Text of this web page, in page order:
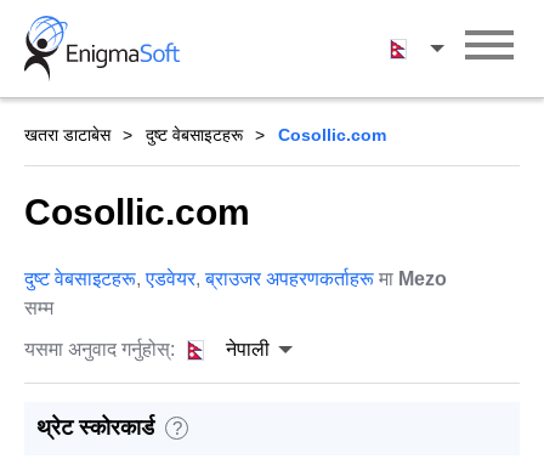
Skip
content
नेपाली
खतरा डाटाबेस दुष्ट वेबसाइटहरू Cosollic.com
Cosollic.com
दुष्ट वेबसाइटहरू,एडवेयर,ब्राउजर अपहरणकर्ताहरू मा Mezo
सम्म
यसमा अनुवाद गर्नुहोस्:
नेपाली
थ्रेट स्कोरकार्ड ?